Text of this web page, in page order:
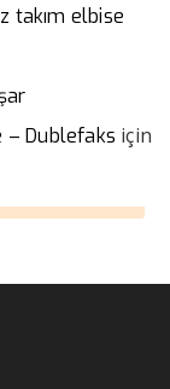
takım elbise
– Dublefaks için